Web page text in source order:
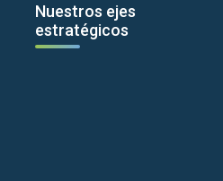
Nuestros ejes
estratégicos